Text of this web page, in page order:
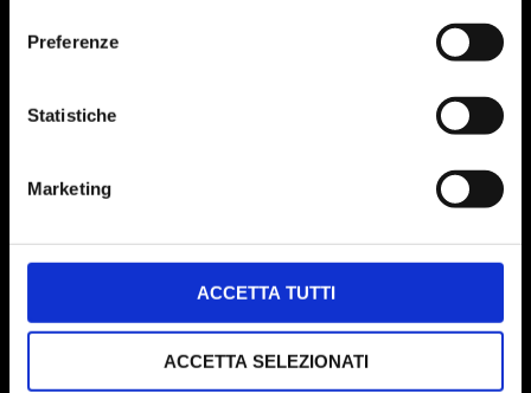
Preferenze
Statistiche
Marketing
ACCETTA TUTTI
ACCETTA SELEZIONATI